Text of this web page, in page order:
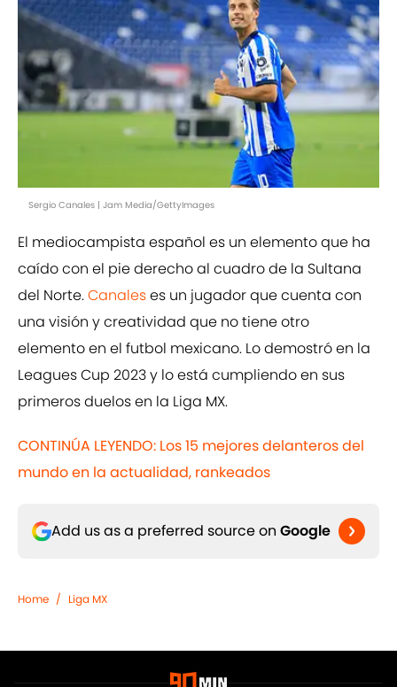
Sergio Canales | Jam Media/GettyImages
El mediocampista español es un elemento que ha
caído con el pie derecho al cuadro de la Sultana
del Norte.Canaleses un jugador que cuenta con
una visión y creatividad que no tiene otro
elemento en el futbol mexicano. Lo demostró en la
Leagues Cup 2023 y lo está cumpliendo en sus
primeros duelos en la Liga MX.
CONTINÚA LEYENDO: Los 15 mejores delanteros del
mundo en la actualidad, rankeados
Add us as a preferred source on Google
Home / Liga MX